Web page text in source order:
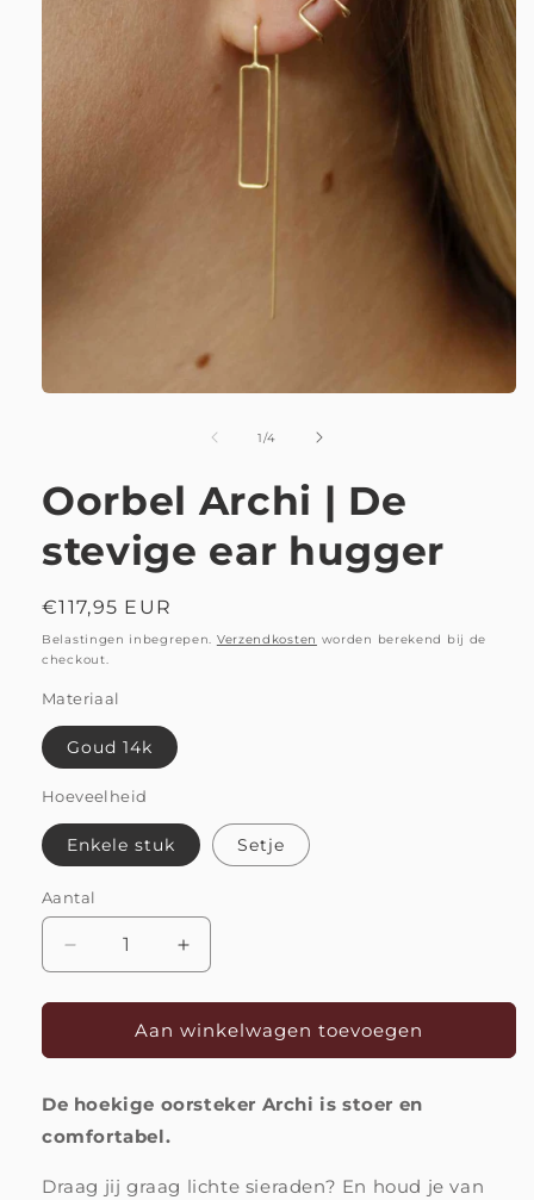
1/van
4
Oorbel Archi | De
stevige ear hugger
Normale
prijs
€117,95 EUR
Belastingen inbegrepen. Verzendkosten worden berekend bij de
checkout.
Materiaal
Goud 14k
Hoeveelheid
Enkele stuk Setje
Aantal
Aantal
Aantal
verlagen
voor
Archi
De
stevige
hugger
Aantal
verhogen
voor
Oorbel
Archi
De
hugger
Aan winkelwagen toevoegen
De hoekige oorsteker Archi is stoer en
comfortabel.
Draag jij graag lichte sieraden? En houd je van